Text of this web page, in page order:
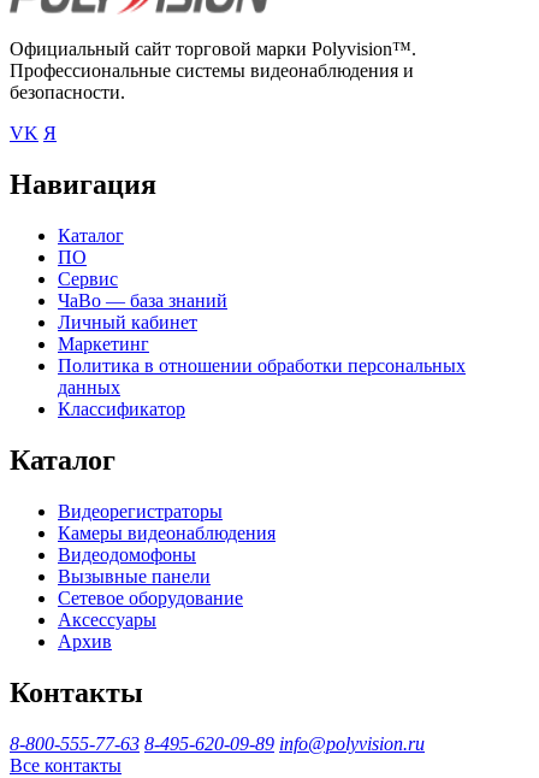
Официальный сайт торговой марки Polyvision™.
Профессиональные системы видеонаблюдения и
безопасности.
VK Я
Навигация
Каталог
ПО
Сервис
ЧаВо — база знаний
Личный кабинет
Маркетинг
Политика в отношении обработки персональных
данных
Классификатор
Каталог
Видеорегистраторы
Камеры видеонаблюдения
Видеодомофоны
Вызывные панели
Сетевое оборудование
Аксессуары
Архив
Контакты
8-800-555-77-63 8-495-620-09-89 info@polyvision.ru
Все контакты